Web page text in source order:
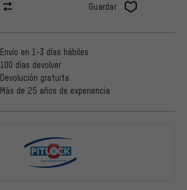
Guardar
Envío en 1-3 días hábiles
100 días devolver
Devolución gratuita
Más de 25 años de experiencia